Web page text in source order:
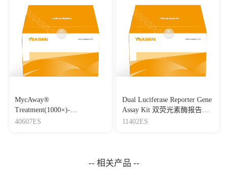
MycAway®
Treatment(1000×)-
Mycoplasma Elimination
40607ES
Dual Luciferase Reporter Gene
Assay Kit 双荧光素酶报告基
因检测试剂盒
11402ES
-- 相关产品 --